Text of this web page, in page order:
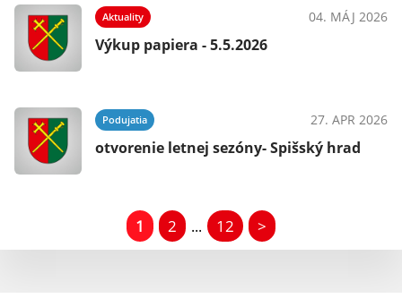
Aktuality 04. MÁJ 2026
Výkup papiera - 5.5.2026
Podujatia 27. APR 2026
otvorenie letnej sezóny- Spišský hrad
1 2 ... 12 >